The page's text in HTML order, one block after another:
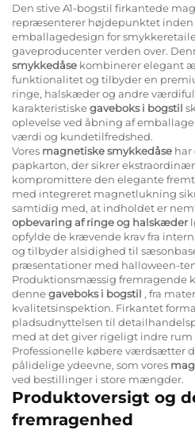
Den stive A1-bogstil firkantede
repræsenterer højdepunktet inden
emballagedesign for
gaveproducenter verden over.
smykkedåse kombinerer elegant
funktionalitet og tilbyder en
ringe, halskæder og andre
karakteristiskegaveboks i bogstil
oplevelse ved åbning af
værdi og kundetilfredshed.
Vores magnetiske smykkedåse har
papkarton, der sikrer
kompromittere den elegante
med integreret magnetlukning
samtidig med, at indholdet er
opbevaring af ringe og halskæder
opfylde de krævende krav fra
og tilbyder alsidighed til
præsentationer med halloween-
Produktionsmæssig fremragende
dennegaveboks i bogstil , fra
kvalitetsinspektion. Firkantet
pladsudnyttelsen til
med at det giver rigeligt indre rum
Professionelle købere værdsætter
pålidelige ydeevne, som vores
ved bestillinger i store mængder.
Produktoversigt og
fremragenhed